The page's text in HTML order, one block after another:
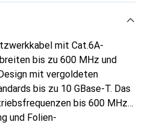
mit Cat.6A-
bis zu 600 MHz und
mit vergoldeten
bis zu 10 GBase-T. Das
bis 600 MHz
und Folien-